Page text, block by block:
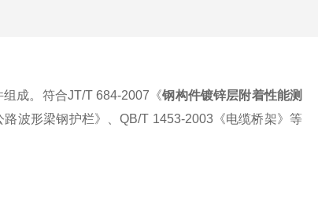
成。符合JT/T 684-2007《钢构件镀锌层附着性能测
波形梁钢护栏》、QB/T 1453-2003《电缆桥架》等